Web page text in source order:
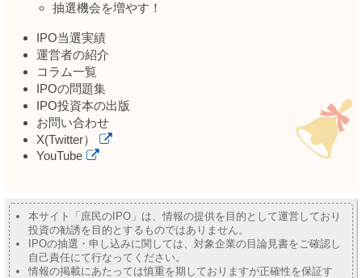
抽選機会を増やす！
IPO当選実績
運営者の紹介
コラム一覧
IPOの問題集
IPO投資本の出版
お問い合わせ
X(Twitter）
YouTube
本サイト「庶民のIPO」は、情報の提供を目的として運営しており
投資の勧誘を目的とするものではありません。
IPOの抽選・申し込みに関しては、対象企業の目論見書をご確認し
自己責任にて行なってください。
情報の掲載にあたっては慎重を期しておりますが正確性を保証す